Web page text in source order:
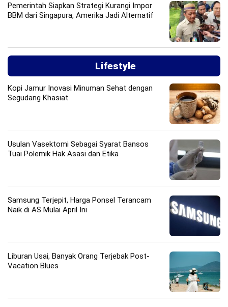
Pemerintah Siapkan Strategi Kurangi Impor
BBM dari Singapura, Amerika Jadi Alternatif
Lifestyle
Kopi Jamur Inovasi Minuman Sehat dengan
Segudang Khasiat
Usulan Vasektomi Sebagai Syarat Bansos
Tuai Polemik Hak Asasi dan Etika
Samsung Terjepit, Harga Ponsel Terancam
Naik di AS Mulai April Ini
Liburan Usai, Banyak Orang Terjebak Post-
Vacation Blues